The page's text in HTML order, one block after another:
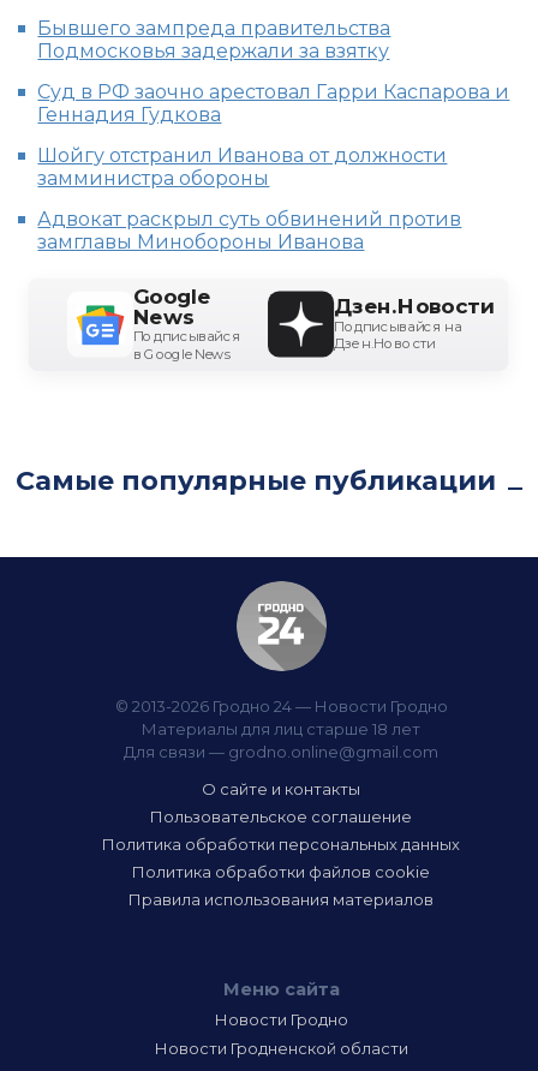
Бывшего зампреда правительства
Подмосковья задержали за взятку
Суд в РФ заочно арестовал Гарри Каспарова и
Геннадия Гудкова
Шойгу отстранил Иванова от должности
замминистра обороны
Адвокат раскрыл суть обвинений против
замглавы Минобороны Иванова
Google
News
Подписывайся
в Google News
Дзен.Новости
Подписывайся на
Дзен.Новости
Самые популярные публикации
© 2013-2026 Гродно 24 — Новости Гродно
Материалы для лиц старше 18 лет
Для связи — grodno.online@gmail.com
О сайте и контакты
Пользовательское соглашение
Политика обработки персональных данных
Политика обработки файлов cookie
Правила использования материалов
Меню сайта
Новости Гродно
Новости Гродненской области